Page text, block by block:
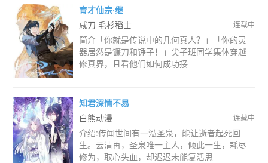
育才仙宗·继
咸刀 毛杉稻士
连载中
简介「你就是传说中的几何真人？」「你的灵
器居然是镰刀和锤子！」尖子班同学集体穿越
修真界，且看他们如何成功接
知君深情不易
白熊动漫
连载中
介绍:传闻世间有一泓圣泉，能让逝者起死回
生。云清苒，圣泉唯一主人，倾此一生，耗尽
修为，取心头血，却迟迟未能复活思